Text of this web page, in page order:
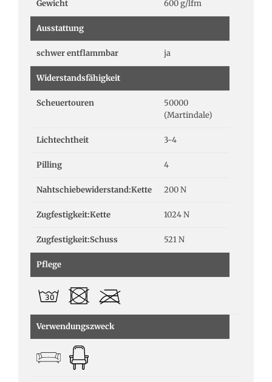
Gewicht 600 g/lfm
Ausstattung
schwer entflammbar ja
Widerstandsfähigkeit
Scheuertouren
50000
(Martindale)
Lichtechtheit 3-4
Pilling 4
Nahtschiebewiderstand:Kette 200 N
Zugfestigkeit:Kette 1024 N
Zugfestigkeit:Schuss 521 N
Pflege
Verwendungszweck